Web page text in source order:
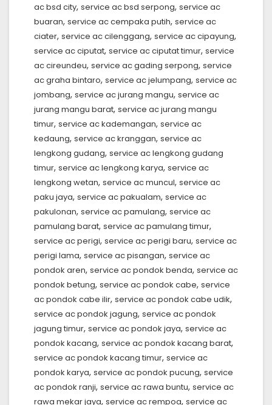
ac bsd city, service ac bsd serpong, service ac
buaran, service ac cempaka putih, service ac
ciater, service ac cilenggang, service ac cipayung,
service ac ciputat, service ac ciputat timur, service
ac cireundeu, service ac gading serpong, service
ac graha bintaro, service ac jelumpang, service ac
jombang, service ac jurang mangu, service ac
jurang mangu barat, service ac jurang mangu
timur, service ac kademangan, service ac
kedaung, service ac kranggan, service ac
lengkong gudang, service ac lengkong gudang
timur, service ac lengkong karya, service ac
lengkong wetan, service ac muncul, service ac
paku jaya, service ac pakualam, service ac
pakulonan, service ac pamulang, service ac
pamulang barat, service ac pamulang timur,
service ac perigi, service ac perigi baru, service ac
perigi lama, service ac pisangan, service ac
pondok aren, service ac pondok benda, service ac
pondok betung, service ac pondok cabe, service
ac pondok cabe ilir, service ac pondok cabe udik,
service ac pondok jagung, service ac pondok
jagung timur, service ac pondok jaya, service ac
pondok kacang, service ac pondok kacang barat,
service ac pondok kacang timur, service ac
pondok karya, service ac pondok pucung, service
ac pondok ranji, service ac rawa buntu, service ac
rawa mekar jaya, service ac rempoa, service ac